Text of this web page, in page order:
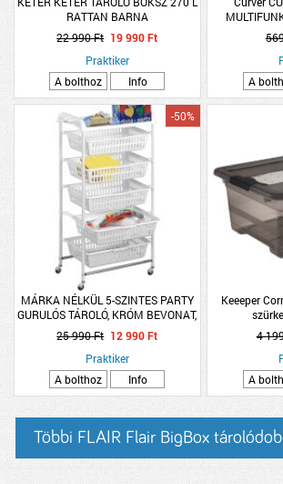
RATTAN BARNA
22 990 Ft 19 990 Ft
Praktiker
A bolthoz
Info
A
MÁRKA NÉLKÜL 5-SZINTES PARTY
GURULÓS TÁROLÓ, KRÓM BEVONAT,
MŰANYAG TÁLCA, 47X32X90CM
-50%
25 990 Ft 12 990 Ft
Praktiker
A bolthoz
Info
Keeeper
4
A
Többi FLAIR Flair BigBox